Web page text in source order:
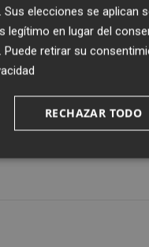
que ven
citadas fuentes.
elecciones se aplican
legítimo en lugar del
. Puede retirar su
RECHAZAR TODO